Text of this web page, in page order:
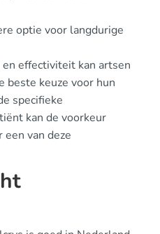
optie voor langdurige
effectiviteit kan artsen
beste keuze voor hun
specifieke
kan de voorkeur
een van deze